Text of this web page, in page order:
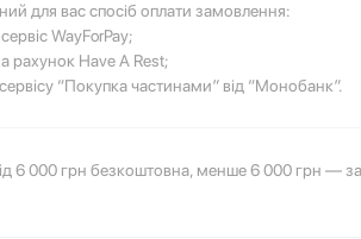
для вас спосіб оплати замовлення:
WayForPay;
рахунок Have A Rest;
“Покупка частинами” від “Монобанк”.
6 000 грн безкоштовна, менше 6 000 грн —